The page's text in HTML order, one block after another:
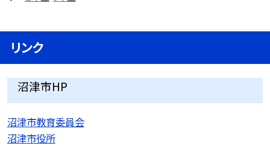
リンク
沼津市HP
沼津市教育委員会
沼津市役所